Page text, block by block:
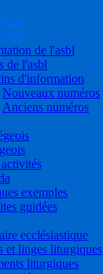
asbl
de l'asbl
de l'asbl
d'information
Nouveaux numéros
Anciens numéros
exemples
guidées
ecclésiastique
et linges liturgiques
liturgiques